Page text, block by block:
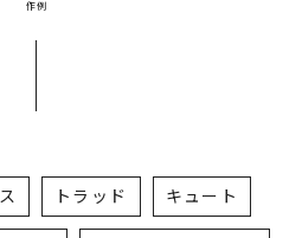
作例
トラッド キュート